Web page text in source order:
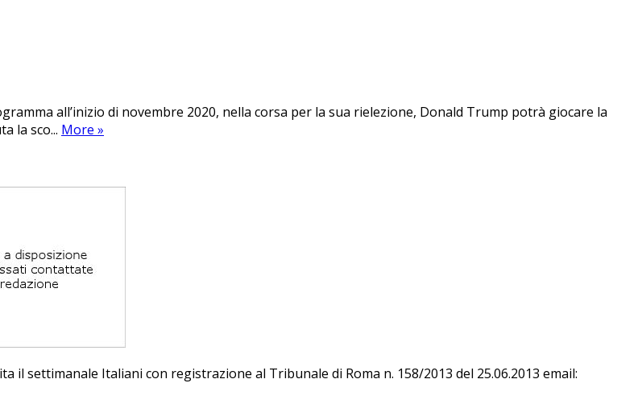
all’inizio di novembre 2020, nella corsa per la sua rielezione, Donald Trump potrà giocare la
la sco... More »
il set­ti­ma­na­le Ita­lia­ni con re­gi­stra­zio­ne al Tri­bu­na­le di Roma n. 158/​2013 del 25.06.2013 email: